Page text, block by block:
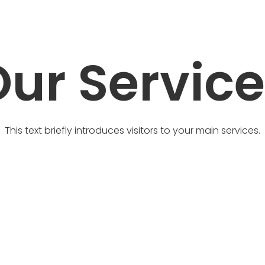
This text briefly introduces visitors to your main services.